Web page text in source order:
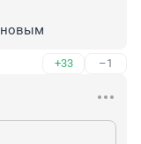
новым
+33 –1